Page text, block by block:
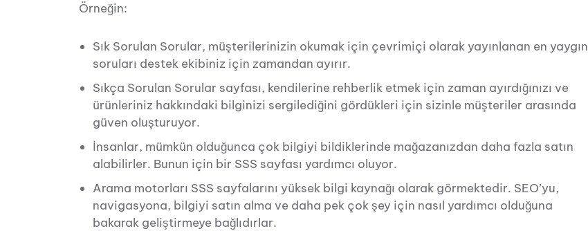
Örneğin:
Sık Sorulan Sorular, müşterilerinizin okumak için çevrimiçi olarak yayınlanan en yaygın
soruları destek ekibiniz için zamandan ayırır.
Sıkça Sorulan Sorular sayfası, kendilerine rehberlik etmek için zaman ayırdığınızı ve
ürünleriniz hakkındaki bilginizi sergilediğini gördükleri için sizinle müşteriler arasında
güven oluşturuyor.
İnsanlar, mümkün olduğunca çok bilgiyi bildiklerinde mağazanızdan daha fazla satın
alabilirler. Bunun için bir SSS sayfası yardımcı oluyor.
Arama motorları SSS sayfalarını yüksek bilgi kaynağı olarak görmektedir. SEO’yu,
navigasyona, bilgiyi satın alma ve daha pek çok şey için nasıl yardımcı olduğuna
bakarak geliştirmeye bağlıdırlar.